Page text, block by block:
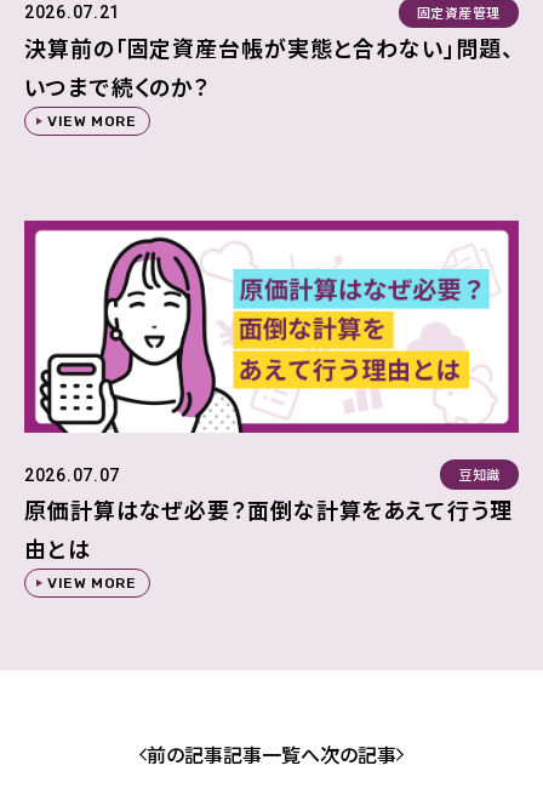
2026.07.21 固定資産管理
決算前の「固定資産台帳が実態と合わない」問題、
いつまで続くのか？
VIEW MORE
2026.07.07 豆知識
原価計算はなぜ必要？面倒な計算をあえて行う理
由とは
VIEW MORE
前の記事記事一覧へ次の記事